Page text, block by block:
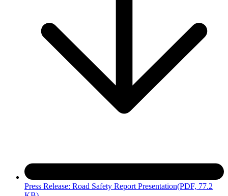
Press Release: Road Safety Report Presentation(PDF, 77.2